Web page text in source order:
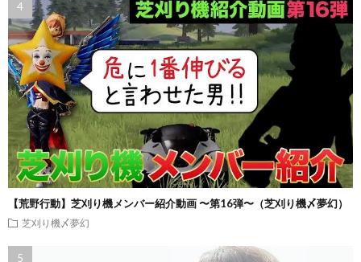
【荒野行動】芝刈り機メンバー紹介動画 〜第16弾〜（芝刈り機〆夢幻）
芝刈り機〆夢幻